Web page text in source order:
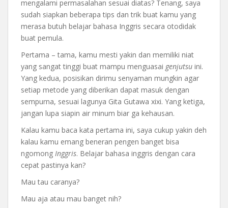
mengalami permasalahan sesuai diatas? Tenang, saya
sudah siapkan beberapa tips dan trik buat kamu yang
merasa butuh belajar bahasa Inggris secara otodidak
buat pemula.
Pertama – tama, kamu mesti yakin dan memiliki niat
yang sangat tinggi buat mampu menguasai genjutsu ini.
Yang kedua, posisikan dirimu senyaman mungkin agar
setiap metode yang diberikan dapat masuk dengan
sempurna, sesuai lagunya Gita Gutawa xixi. Yang ketiga,
jangan lupa siapin air minum biar ga kehausan.
Kalau kamu baca kata pertama ini, saya cukup yakin deh
kalau kamu emang beneran pengen banget bisa
ngomong Inggris. Belajar bahasa inggris dengan cara
cepat pastinya kan?
Mau tau caranya?
Mau aja atau mau banget nih?